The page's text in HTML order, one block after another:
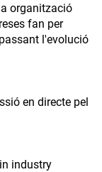
organització
fan per
l'evolució
en directe pel
industry